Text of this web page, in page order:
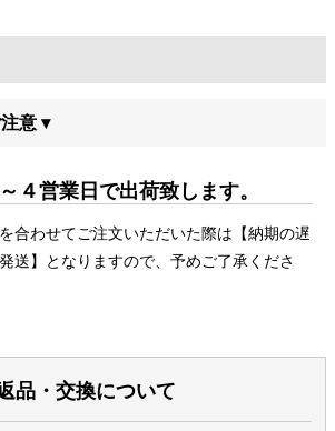
意 ▾
４営業日で出荷致します。
合わせてご注文いただいた際は【納期の遅
送】となりますので、予めご了承くださ
品・交換について